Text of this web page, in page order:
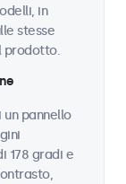
in
stesse
prodotto.
pannello
178 gradi e